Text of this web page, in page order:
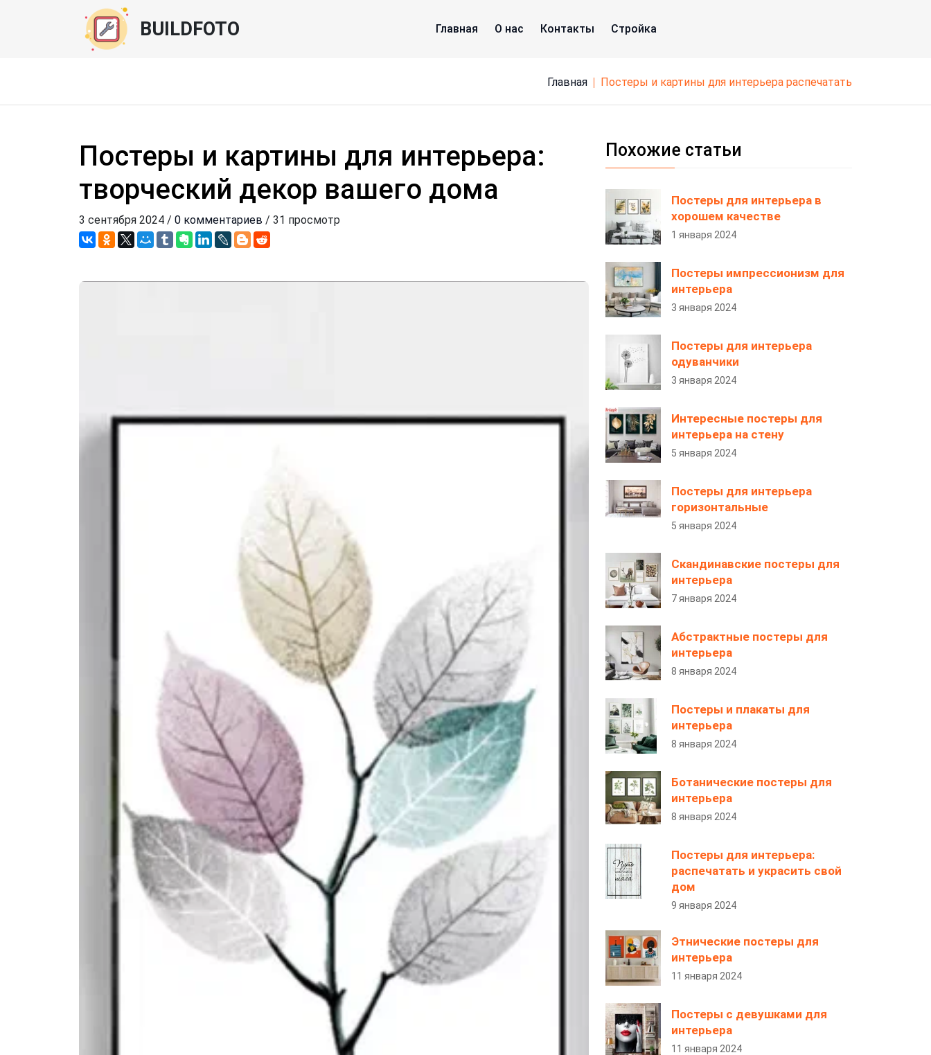
BUILDFOTO Главная О нас Контакты Стройка
Главная постеры и картины для интерьера распечатать
Постеры и картины для интерьера:
творческий декор вашего дома
3 сентября 2024 / 0 комментариев / 31 просмотр
Похожие статьи
Постеры для интерьера в
хорошем качестве
1 января 2024
Постеры импрессионизм для
интерьера
3 января 2024
Постеры для интерьера
одуванчики
3 января 2024
Интересные постеры для
интерьера на стену
5 января 2024
Постеры для интерьера
горизонтальные
5 января 2024
Скандинавские постеры для
интерьера
7 января 2024
Абстрактные постеры для
интерьера
8 января 2024
Постеры и плакаты для
интерьера
8 января 2024
Ботанические постеры для
интерьера
8 января 2024
Постеры для интерьера:
распечатать и украсить свой
дом
9 января 2024
Этнические постеры для
интерьера
11 января 2024
Постеры с девушками для
интерьера
11 января 2024